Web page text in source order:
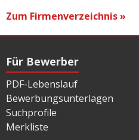
Zum Firmenverzeichnis »
Für Bewerber
PDF-Lebenslauf
Bewerbungsunterlagen
Suchprofile
Merkliste